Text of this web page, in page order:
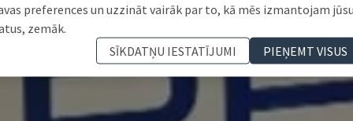
preferences un uzzināt vairāk par to, kā mēs izmantojam
zemāk.
SĪKDATŅU IESTATĪJUMI
PIEŅEMT VISUS